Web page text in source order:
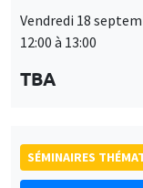
Vendredi 18
12:00 à 13:00
TBA
SÉMINAIRES